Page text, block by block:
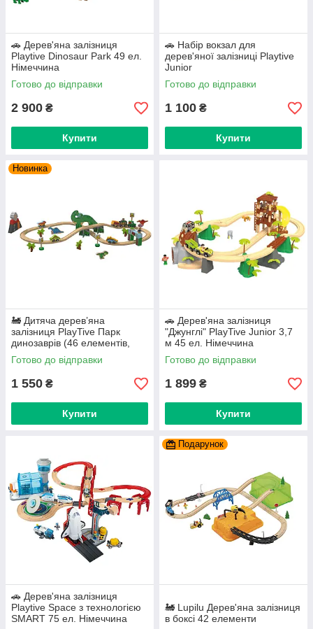
🚗 Дерев'яна залізниця
Playtive Dinosaur Park 49 ел.
Німеччина
Готово до відправки
2 900 ₴
Купити
🚗 Набір вокзал для
дерев'яної залізниці Playtive
Junior
Готово до відправки
1 100 ₴
Купити
Новинка
🚂 Дитяча дерев’яна
залізниця PlayTive Парк
динозаврів (46 елементів,
Німеччина)
Готово до відправки
1 550 ₴
Купити
🚗 Дерев'яна залізниця
"Джунглі" PlayTive Junior 3,7
м 45 ел. Німеччина
Готово до відправки
1 899 ₴
Купити
🚗 Дерев'яна залізниця
Playtive Space з технологією
SMART 75 ел. Німеччина
Подарунок
🚂 Lupilu Дерев'яна залізниця
в боксі 42 елементи